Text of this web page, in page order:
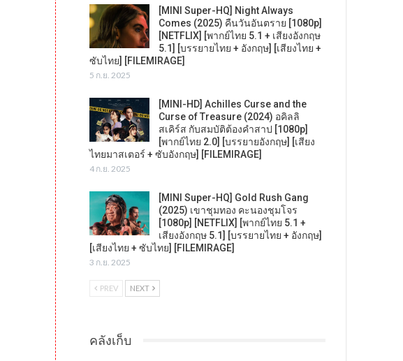
[MINI Super-HQ] Night Always
Comes (2025) คืนวันอันตราย [1080p]
[NETFLIX] [พากย์ไทย 5.1 + เสียงอังกฤษ
5.1] [บรรยายไทย + อังกฤษ] [เสียงไทย +
ซับไทย] [FILEMIRAGE]
5 ก.ย. 2025
[MINI-HD] Achilles Curse and the
Curse of Treasure (2024) อคิลลิ
สเคิร์ส กับสมบัติต้องคำสาป [1080p]
[พากย์ไทย 2.0] [บรรยายอังกฤษ] [เสียง
ไทยมาสเตอร์ + ซับอังกฤษ] [FILEMIRAGE]
4 ก.ย. 2025
[MINI Super-HQ] Gold Rush Gang
(2025) เขาชุมทอง คะนองชุมโจร
[1080p] [NETFLIX] [พากย์ไทย 5.1 +
เสียงอังกฤษ 5.1] [บรรยายไทย + อังกฤษ]
[เสียงไทย + ซับไทย] [FILEMIRAGE]
3 ก.ย. 2025
PREV NEXT
คลังเก็บ